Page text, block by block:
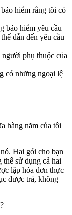
hiểm rằng tôi có
bảo hiểm yêu cầu
dẫn đến yêu cầu
phụ thuộc của
có những ngoại lệ
hàng năm của tôi
Hai gói cho bạn
sử dụng cả hai
lập hóa đơn thực
được trả, không